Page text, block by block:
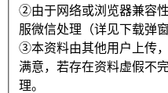
②由于网络或浏览器兼容
服微信处理（详见下载弹
③本资料由其他用户上传
满意，若存在资料虚假不
理。